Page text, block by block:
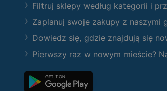
Filtruj sklepy według kategorii i
Zaplanuj swoje zakupy z naszymi
Dowiedz się, gdzie znajdują się
Pierwszy raz w nowym mieście?